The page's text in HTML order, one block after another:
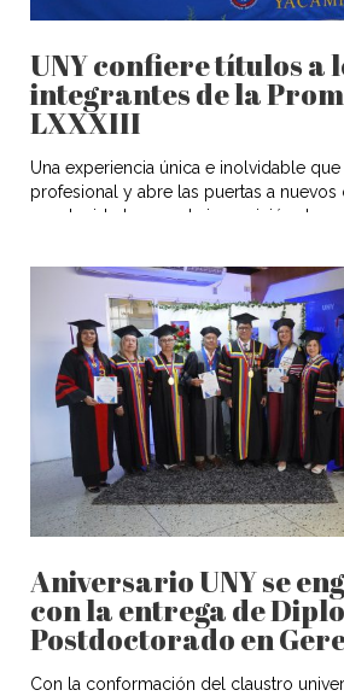
UNY confiere títulos a
integrantes de la
LXXXIII
Una experiencia única e inolvidable que
profesional y abre las puertas a
oportunidades, con la imposición de
LXXXIII, epónimo Dr. Angelo D’
XIV Promoción de participantes
Universidad Yacambú-República del […]
Aniversario UNY se
con la entrega de
Postdoctorado en
Con la conformación del claustro